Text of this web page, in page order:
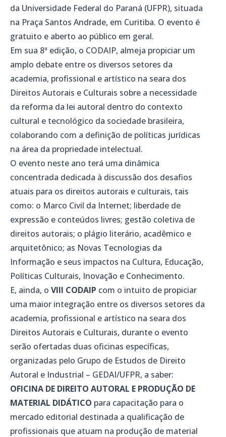
da Universidade Federal do Paraná (UFPR), situada
na Praça Santos Andrade, em Curitiba. O evento é
gratuito e aberto ao público em geral.
Em sua 8ª edição, o CODAIP, almeja propiciar um
amplo debate entre os diversos setores da
academia, profissional e artístico na seara dos
Direitos Autorais e Culturais sobre a necessidade
da reforma da lei autoral dentro do contexto
cultural e tecnológico da sociedade brasileira,
colaborando com a definição de políticas jurídicas
na área da propriedade intelectual.
O evento neste ano terá uma dinâmica
concentrada dedicada à discussão dos desafios
atuais para os direitos autorais e culturais, tais
como: o Marco Civil da Internet; liberdade de
expressão e conteúdos livres; gestão coletiva de
direitos autorais; o plágio literário, acadêmico e
arquitetônico; as Novas Tecnologias da
Informação e seus impactos na Cultura, Educação,
Políticas Culturais, Inovação e Conhecimento.
E, ainda, o VIII CODAIP com o intuito de propiciar
uma maior integração entre os diversos setores da
academia, profissional e artístico na seara dos
Direitos Autorais e Culturais, durante o evento
serão ofertadas duas oficinas específicas,
organizadas pelo Grupo de Estudos de Direito
Autoral e Industrial – GEDAI/UFPR, a saber:
OFICINA DE DIREITO AUTORAL E PRODUÇÃO DE
MATERIAL DIDÁTICO para capacitação para o
mercado editorial destinada a qualificação de
profissionais que atuam na produção de material